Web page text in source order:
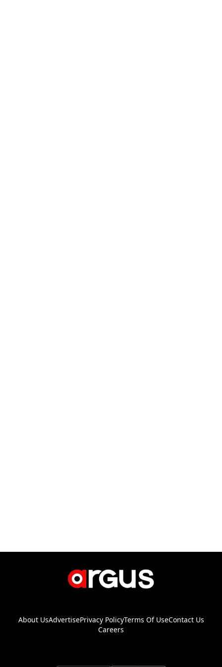
About UsAdvertisePrivacy PolicyTerms Of UseContact Us
Careers